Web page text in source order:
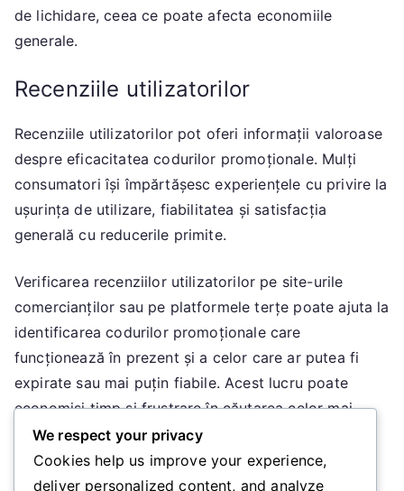
de lichidare, ceea ce poate afecta economiile
generale.
Recenziile utilizatorilor
Recenziile utilizatorilor pot oferi informații valoroase
despre eficacitatea codurilor promoționale. Mulți
consumatori își împărtășesc experiențele cu privire la
ușurința de utilizare, fiabilitatea și satisfacția
generală cu reducerile primite.
Verificarea recenziilor utilizatorilor pe site-urile
comercianților sau pe platformele terțe poate ajuta la
identificarea codurilor promoționale care
funcționează în prezent și a celor care ar putea fi
expirate sau mai puțin fiabile. Acest lucru poate
economisi timp și frustrare în căutarea celor mai
bune oferte.
Coduri specifice evenimentelor
We respect your privacy
Cookies help us improve your experience,
deliver personalized content, and analyze